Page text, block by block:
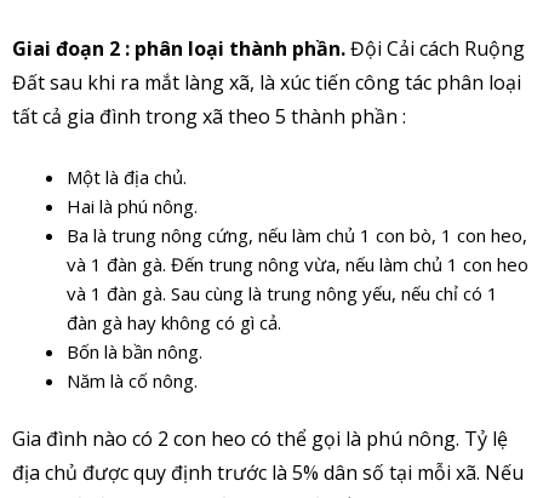
Giai đoạn 2 : phân loại thành phần.Đội Cải cách Ruộng
Đất sau khi ra mắt làng xã, là xúc tiến công tác phân loại
tất cả gia đình trong xã theo 5 thành phần :
Một là địa chủ.
Hai là phú nông.
Ba là trung nông cứng, nếu làm chủ 1 con bò, 1 con heo,
và 1 đàn gà. Đến trung nông vừa, nếu làm chủ 1 con heo
và 1 đàn gà. Sau cùng là trung nông yếu, nếu chỉ có 1
đàn gà hay không có gì cả.
Bốn là bần nông.
Năm là cố nông.
Gia đình nào có 2 con heo có thể gọi là phú nông. Tỷ lệ
địa chủ được quy định trước là 5% dân số tại mỗi xã. Nếu